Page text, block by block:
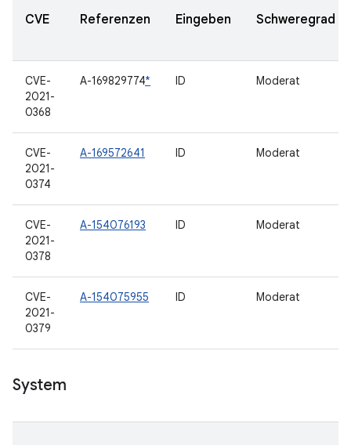
CVE Referenzen Eingeben Schweregrad
CVE-
2021-
0368
A-169829774* ID Moderat
CVE-
2021-
0374
A-169572641 ID Moderat
CVE-
2021-
0378
A-154076193 ID Moderat
CVE-
2021-
0379
A-154075955 ID Moderat
System